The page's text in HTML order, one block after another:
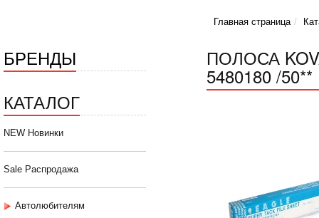
Главная страница
БРЕНДЫ
КАТАЛОГ
NEW Новинки
Sale Распродажа
Автолюбителям
ПОЛОСА
5480180 /50**